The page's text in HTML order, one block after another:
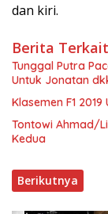
dan kiri.
Berita Terkait
Tunggal Putra
Untuk Jonatan
Klasemen F1
Tontowi Ahmad/
Kedua
Berikutnya